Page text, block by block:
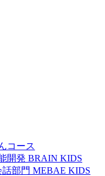
コース
開発 BRAIN KIDS
部門 MEBAE KIDS